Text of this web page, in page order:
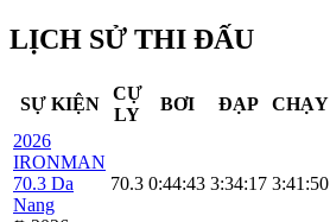
LỊCH SỬ THI ĐẤU
SỰ KIỆN
CỰ
LY
BƠI ĐẠP CHẠY
2026
IRONMAN
70.3 Da
Nang
70.3 0:44:43 3:34:17 3:41:50